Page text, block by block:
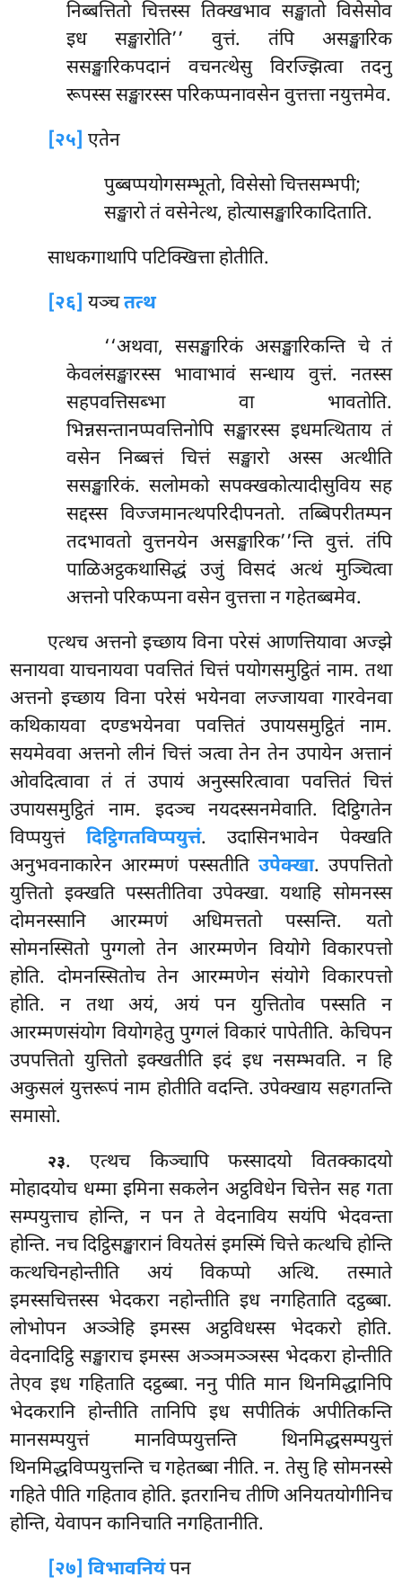
निब्बत्तितो चित्तस्स तिक्खभाव सङ्खातो विसेसोव
इध सङ्खारोति’’ वुत्तं. तंपि असङ्खारिक
ससङ्खारिकपदानं वचनत्थेसु विरज्झित्वा तदनु
रूपस्स सङ्खारस्स परिकप्पनावसेन वुत्तत्ता नयुत्तमेव.
[२५] एतेन
पुब्बप्पयोगसम्भूतो, विसेसो चित्तसम्भपी;
सङ्खारो तं वसेनेत्थ, होत्यासङ्खारिकादिताति.
साधकगाथापि पटिक्खित्ता होतीति.
[२६] यञ्चतत्थ
‘‘अथवा, ससङ्खारिकं असङ्खारिकन्ति चे तं
केवलंसङ्खारस्स भावाभावं सन्धाय वुत्तं. नतस्स
सहपवत्तिसब्भा वा भावतोति.
भिन्नसन्तानप्पवत्तिनोपि सङ्खारस्स इधमत्थिताय तं
वसेन निब्बत्तं चित्तं सङ्खारो अस्स अत्थीति
ससङ्खारिकं. सलोमको सपक्खकोत्यादीसुविय सह
सद्दस्स विज्जमानत्थपरिदीपनतो. तब्बिपरीतम्पन
तदभावतो वुत्तनयेन असङ्खारिक’’न्ति वुत्तं. तंपि
पाळिअट्ठकथासिद्धंउजुं विसदं अत्थं मुञ्चित्वा
अत्तनो परिकप्पना वसेन वुत्तत्ता न गहेतब्बमेव.
एत्थच अत्तनो इच्छाय विना परेसं आणत्तियावा अज्झे
सनायवा याचनायवा पवत्तितं चित्तं पयोगसमुट्ठितं नाम. तथा
अत्तनो इच्छाय विना परेसं भयेनवा लज्जायवा गारवेनवा
कथिकायवा दण्डभयेनवा पवत्तितं उपायसमुट्ठितं नाम.
सयमेववा अत्तनो लीनं चित्तं ञत्वा तेन तेन उपायेन अत्तानं
ओवदित्वावा तं तं उपायं अनुस्सरित्वावा पवत्तितं चित्तं
उपायसमुट्ठितं नाम. इदञ्च नयदस्सनमेवाति. दिट्ठिगतेन
विप्पयुत्तं दिट्ठिगतविप्पयुत्तं. उदासिनभावेन पेक्खति
अनुभवनाकारेन आरम्मणं पस्सतीति उपेक्खा. उपपत्तितो
युत्तितो इक्खति पस्सतीतिवा उपेक्खा. यथाहि सोमनस्स
दोमनस्सानि आरम्मणं अधिमत्ततो पस्सन्ति. यतो
सोमनस्सितो पुग्गलो तेन आरम्मणेन वियोगे विकारपत्तो
होति. दोमनस्सितोच तेन आरम्मणेन संयोगे विकारपत्तो
होति. न तथा अयं, अयं पन युत्तितोव पस्सति न
आरम्मणसंयोग वियोगहेतु पुग्गलं विकारं पापेतीति. केचिपन
उपपत्तितो युत्तितो इक्खतीति इदं इध नसम्भवति. न हि
अकुसलं युत्तरूपं नाम होतीति वदन्ति. उपेक्खाय सहगतन्ति
समासो.
२३. एत्थच किञ्चापि फस्सादयो वितक्कादयो
मोहादयोच धम्मा इमिना सकलेन अट्ठविधेन चित्तेन सह गता
सम्पयुत्ताच होन्ति, न पन ते वेदनाविय सयंपि भेदवन्ता
होन्ति. नच दिट्ठिसङ्खारानं वियतेसं इमस्मिं चित्ते कत्थचि होन्ति
कत्थचिनहोन्तीति अयं विकप्पो अत्थि. तस्माते
इमस्सचित्तस्स भेदकरा नहोन्तीति इध नगहिताति दट्ठब्बा.
लोभोपन अञ्ञेहि इमस्स अट्ठविधस्स भेदकरो होति.
वेदनादिट्ठि सङ्खाराच इमस्स अञ्ञमञ्ञस्स भेदकरा होन्तीति
तेएव इध गहिताति दट्ठब्बा. ननु पीति मान थिनमिद्धानिपि
भेदकरानि होन्तीति तानिपि इध सपीतिकं अपीतिकन्ति
मानसम्पयुत्तं मानविप्पयुत्तन्ति थिनमिद्धसम्पयुत्तं
थिनमिद्धविप्पयुत्तन्ति च गहेतब्बा नीति. न. तेसु हि सोमनस्से
गहिते पीति गहिताव होति. इतरानिच तीणि अनियतयोगीनिच
होन्ति, येवापन कानिचाति नगहितानीति.
[२७] विभावनियंपन